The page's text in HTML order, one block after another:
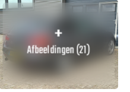
Afbeeldingen (21)